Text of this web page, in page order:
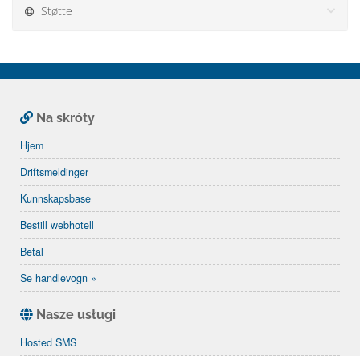
Støtte
Na skróty
Hjem
Driftsmeldinger
Kunnskapsbase
Bestill webhotell
Betal
Se handlevogn »
Nasze usługi
Hosted SMS